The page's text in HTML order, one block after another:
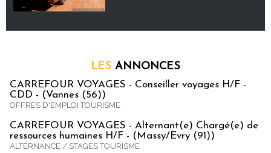
LES ANNONCES
CARREFOUR VOYAGES - Conseiller voyages H/F -
CDD - (Vannes (56))
OFFRES D'EMPLOI TOURISME
CARREFOUR VOYAGES - Alternant(e) Chargé(e) de
ressources humaines H/F - (Massy/Evry (91))
ALTERNANCE / STAGES TOURISME